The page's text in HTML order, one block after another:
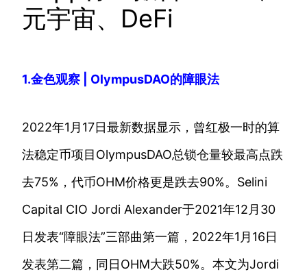
元宇宙、DeFi
1.金色观察 | OlympusDAO的障眼法
2022年1月17日最新数据显示，曾红极一时的算
法稳定币项目OlympusDAO总锁仓量较最高点跌
去75%，代币OHM价格更是跌去90%。Selini
Capital CIO Jordi Alexander于2021年12月30
日发表“障眼法”三部曲第一篇，2022年1月16日
发表第二篇，同日OHM大跌50%。本文为Jordi